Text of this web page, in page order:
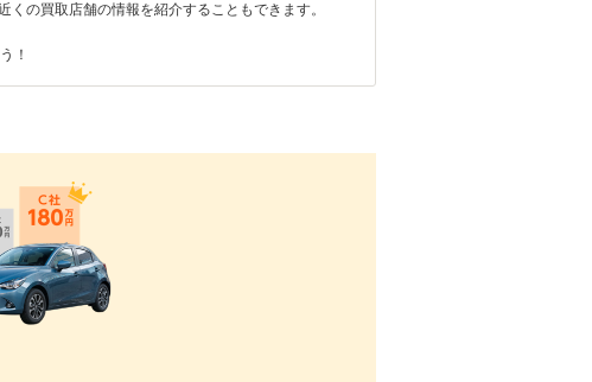
の買取店舗の情報を紹介することもできます。
！